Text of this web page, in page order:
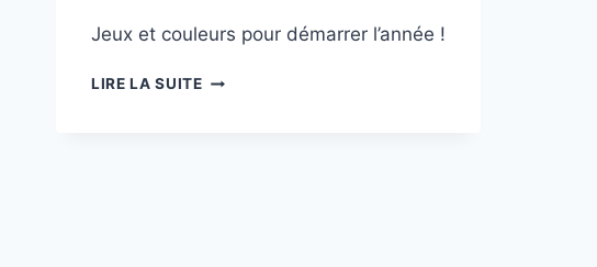
Jeux et couleurs pour démarrer l’année !
LIRE LA SUITE2025